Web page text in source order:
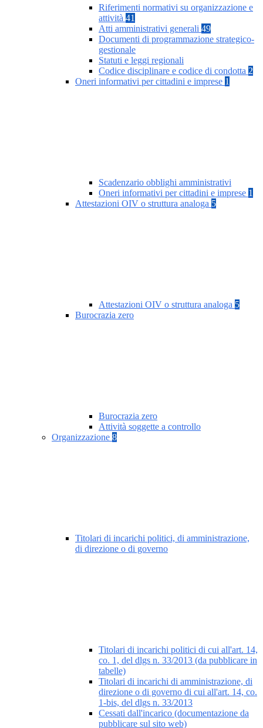
Riferimenti normativi su organizzazione e
attività 41
Atti amministrativi generali 49
Documenti di programmazione strategico-
gestionale
Statuti e leggi regionali
Codice disciplinare e codice di condotta 2
Oneri informativi per cittadini e imprese 1
Scadenzario obblighi amministrativi
Oneri informativi per cittadini e imprese 1
Attestazioni OIV o struttura analoga 5
Attestazioni OIV o struttura analoga 5
Burocrazia zero
Burocrazia zero
Attività soggette a controllo
Organizzazione 8
Titolari di incarichi politici, di amministrazione,
di direzione o di governo
Titolari di incarichi politici di cui all'art. 14,
co. 1, del dlgs n. 33/2013 (da pubblicare in
tabelle)
Titolari di incarichi di amministrazione, di
direzione o di governo di cui all'art. 14, co.
1-bis, del dlgs n. 33/2013
Cessati dall'incarico (documentazione da
pubblicare sul sito web)